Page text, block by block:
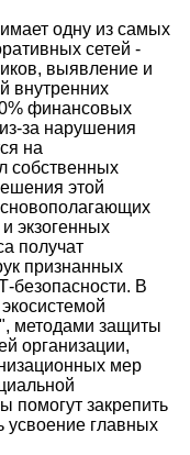
одну из самых
сетей -
выявление и
внутренних
финансовых
за нарушения
на
собственных
этой
экзогенных
получат
признанных
безопасности. В
методами защиты
организации,
мер
помогут закрепить
усвоение главных